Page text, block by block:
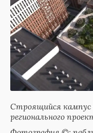
Строящийся
регионального